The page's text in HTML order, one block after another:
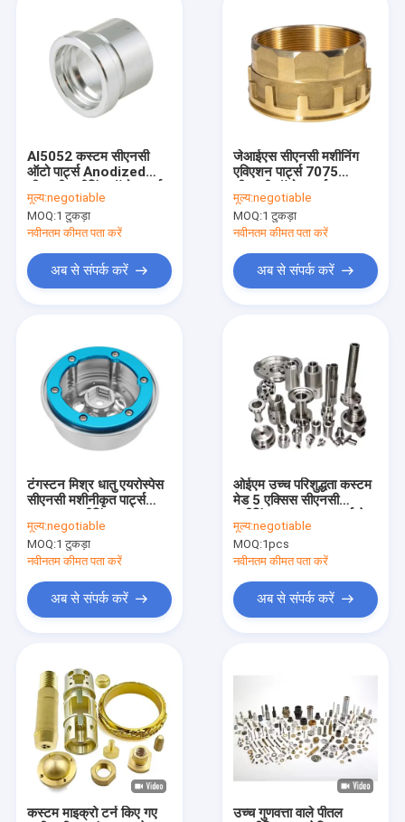
उत्पादों
हमारे बारे में
कारखाना भ्रमण
संपर्क करें
समाचार
एक उद्धरण की विनती करे
सीएनसी मशीनिंग पार्ट्स
सीएनसी मिलिंग भागों
सीएनसी टर्निंग पार्ट्स
लेजर कटिंग पार्ट्स
Al5052 कस्टम सीएनसी
ऑटो पार्ट्स Anodized
मूल्य:negotiable
MOQ:1 टुकड़ा
नवीनतम कीमत पता करें
अब से संपर्क करें
जेआईएस सीएनसी मशीनिंग
एविएशन पार्ट्स 7075
एल्यूमिनियम मिश्र धातु:
मूल्य:negotiable
MOQ:1 टुकड़ा
नवीनतम कीमत पता करें
अब से संपर्क करें
टंगस्टन मिश्र धातु एयरोस्पेस
सीएनसी मशीनीकृत पार्ट्स
मोटरसाइकिल पार्ट्स
मूल्य:negotiable
MOQ:1 टुकड़ा
नवीनतम कीमत पता करें
अब से संपर्क करें
ओईएम उच्च परिशुद्धता कस्टम
मेड 5 एक्सिस सीएनसी
गैस मशीनरी पार्ट्स परिशुद्धता 5
एक्सिस मशीनिंग सेवाएं
मूल्य:negotiable
MOQ:1pcs
नवीनतम कीमत पता करें
अब से संपर्क करें
कस्टम माइक्रो टर्न किए गए
उच्च गुणवत्ता वाले पीतल